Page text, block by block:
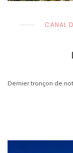
CANAL
Dernier tronçon de